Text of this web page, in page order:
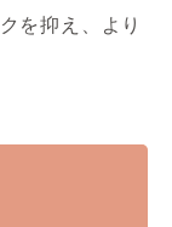
を抑え、より